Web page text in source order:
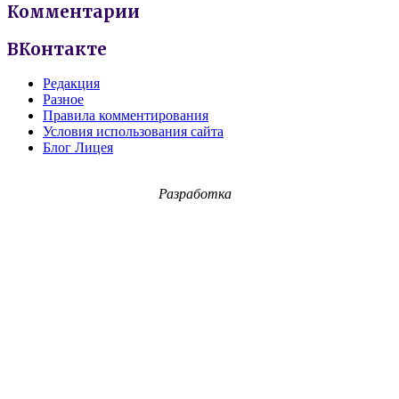
Комментарии
ВКонтакте
Редакция
Разное
Правила комментирования
Условия использования сайта
Блог Лицея
Разработка